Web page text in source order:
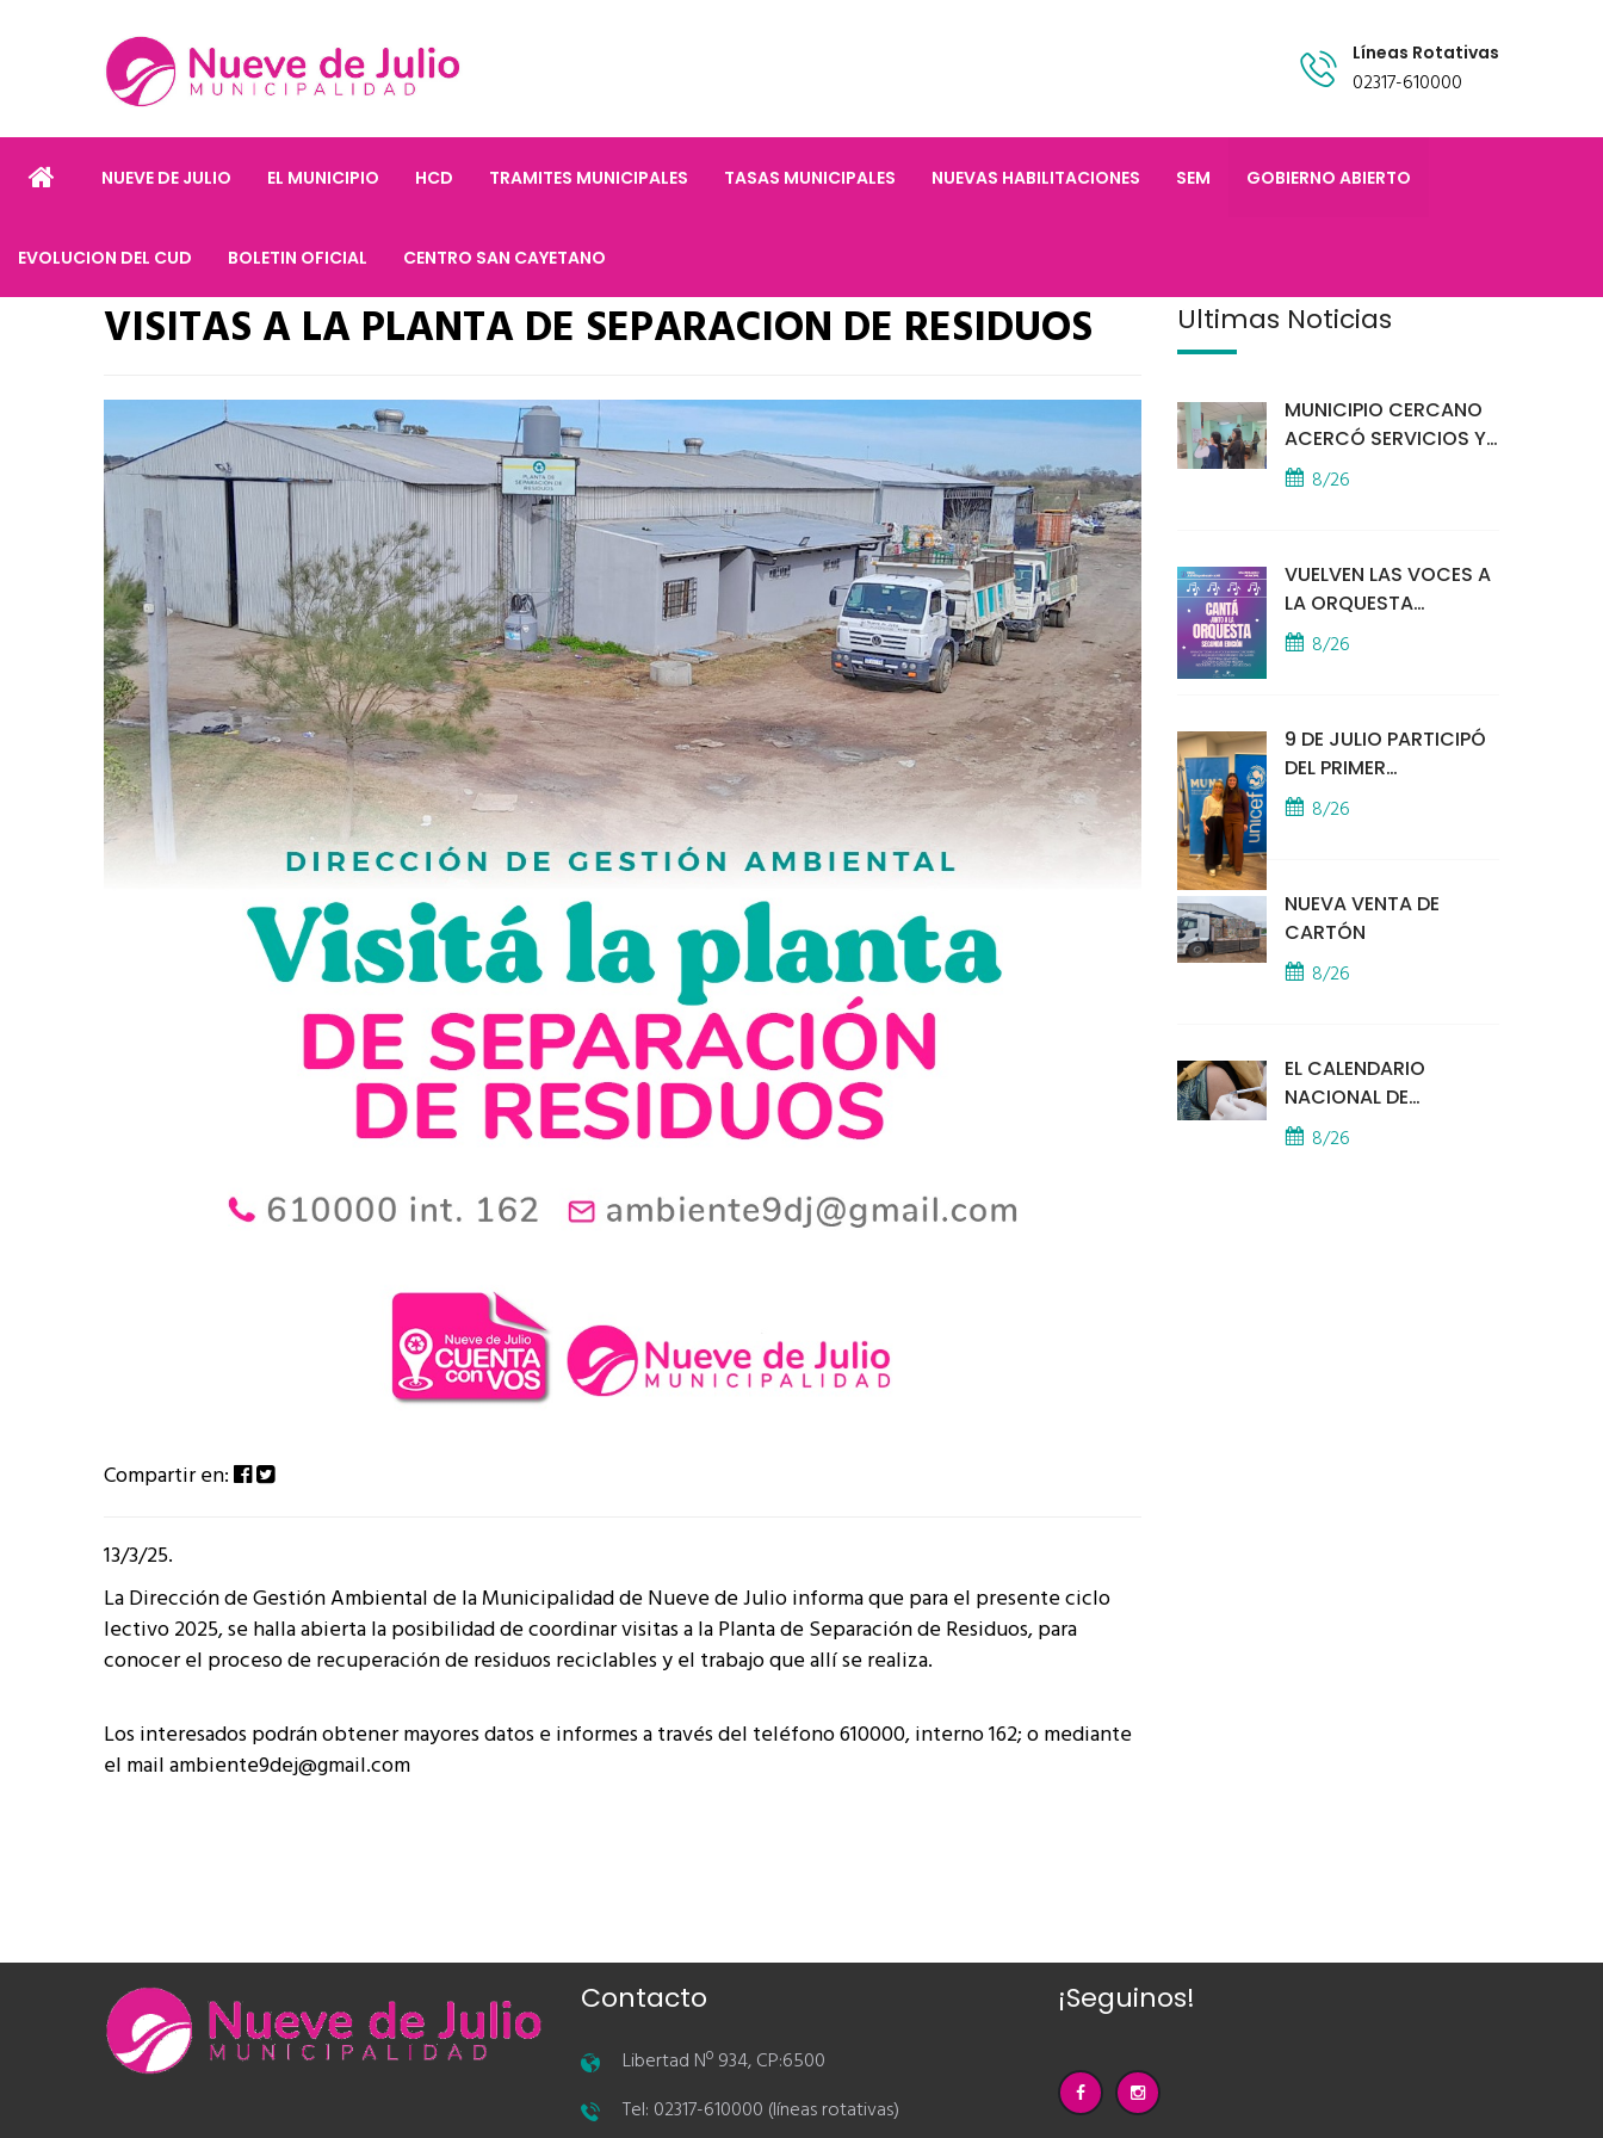
Líneas Rotativas
02317-610000
NUEVE DE JULIO EL MUNICIPIO HCD TRAMITES MUNICIPALES TASAS MUNICIPALES NUEVAS HABILITACIONES SEM GOBIERNO ABIERTO
EVOLUCION DEL CUD BOLETIN OFICIAL CENTRO SAN CAYETANO
VISITAS A LA PLANTA DE SEPARACION DE RESIDUOS
Compartir en:
13/3/25.
La Dirección de Gestión Ambiental de la Municipalidad de Nueve de Julio informa que para el presente ciclo
lectivo 2025, se halla abierta la posibilidad de coordinar visitas a la Planta de Separación de Residuos, para
conocer el proceso de recuperación de residuos reciclables y el trabajo que allí se realiza.
Los interesados podrán obtener mayores datos e informes a través del teléfono 610000, interno 162; o mediante
el mail ambiente9dej@gmail.com
Últimas Noticias
MUNICIPIO CERCANO
ACERCÓ SERVICIOS Y
ATENCIÓN A LOS
VECINOS EL
8/26
VUELVEN LAS VOCES A
LA ORQUESTA
MUNICIPAL
8/26
9 DE JULIO PARTICIPÓ
DEL PRIMER
ENCUENTRO
PRESENCIAL DE MUNA
8/26
NUEVA VENTA DE
CARTÓN
8/26
EL CALENDARIO
NACIONAL DE
VACUNACIÓN SE
APLICA EN TODOS LOS
8/26
Contacto
Libertad Nº 934, CP:6500
Tel: 02317-610000 (líneas rotativas)
¡Seguinos!